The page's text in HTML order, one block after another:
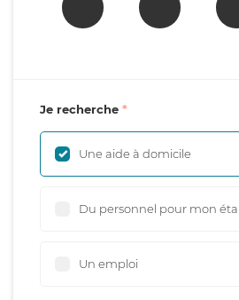
Je recherche
Une aide à domicile
Du personnel pour mon
Un emploi